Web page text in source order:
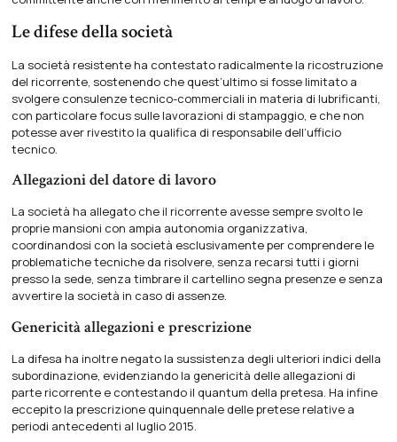
Le difese della società
La società resistente ha contestato radicalmente la ricostruzione
del ricorrente, sostenendo che quest’ultimo si fosse limitato a
svolgere consulenze tecnico-commerciali in materia di lubrificanti,
con particolare focus sulle lavorazioni di stampaggio, e che non
potesse aver rivestito la qualifica di responsabile dell’ufficio
tecnico.
Allegazioni del datore di lavoro
La società ha allegato che il ricorrente avesse sempre svolto le
proprie mansioni con ampia autonomia organizzativa,
coordinandosi con la società esclusivamente per comprendere le
problematiche tecniche da risolvere, senza recarsi tutti i giorni
presso la sede, senza timbrare il cartellino segna presenze e senza
avvertire la società in caso di assenze.
Genericità allegazioni e prescrizione
La difesa ha inoltre negato la sussistenza degli ulteriori indici della
subordinazione, evidenziando la genericità delle allegazioni di
parte ricorrente e contestando il quantum della pretesa. Ha infine
eccepito la prescrizione quinquennale delle pretese relative a
periodi antecedenti al luglio 2015.